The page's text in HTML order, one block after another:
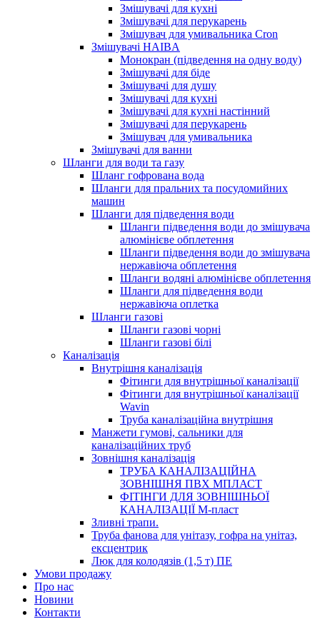
Змішувачі для кухні
Змішувачі для перукарень
Змішувач для умивальника Cron
Змішувачі HAIBA
Монокран (підведення на одну воду)
Змішувачі для біде
Змішувачі для душу
Змішувачі для кухні
Змішувачі для кухні настінний
Змішувачі для перукарень
Змішувач для умивальника
Змішувачі для ванни
Шланги для води та газу
Шланг гофрована вода
Шланги для пральних та посудомийних
машин
Шланги для підведення води
Шланги підведення води до змішувача
алюмінієве обплетення
Шланги підведення води до змішувача
нержавіюча обплетення
Шланги водяні алюмінієве обплетення
Шланги для підведення води
нержавіюча оплетка
Шланги газові
Шланги газові чорні
Шланги газові білі
Каналізація
Внутрішня каналізація
Фітинги для внутрішньої каналізації
Фітинги для внутрішньої каналізації
Wavin
Труба каналізаційна внутрішня
Манжети гумові, сальники для
каналізаційних труб
Зовнішня каналізація
ТРУБА КАНАЛІЗАЦІЙНА
ЗОВНІШНЯ ПВХ МПЛАСТ
ФІТІНГИ ДЛЯ ЗОВНІШНЬОЇ
КАНАЛІЗАЦІЇ М-пласт
Зливні трапи.
Труба фанова для унітазу, гофра на унітаз,
ексцентрик
Люк для колодязів (1,5 т) ПЕ
Умови продажу
Про нас
Новини
Контакти